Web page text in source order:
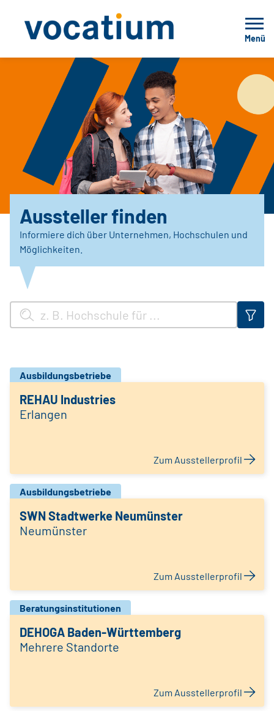
Menü
Aussteller finden
Informiere dich über Unternehmen, Hochschulen und
Möglichkeiten.
Ausbildungsbetriebe
REHAU Industries
Erlangen
Zum Ausstellerprofil
Ausbildungsbetriebe
SWN Stadtwerke Neumünster
Neumünster
Zum Ausstellerprofil
Beratungsinstitutionen
DEHOGA Baden-Württemberg
Mehrere Standorte
Zum Ausstellerprofil